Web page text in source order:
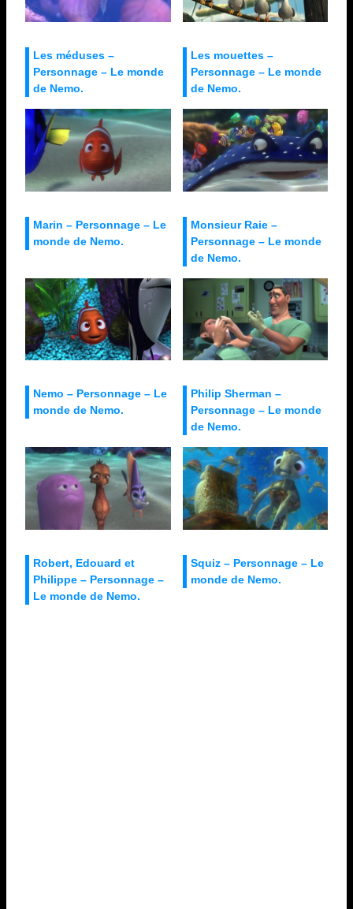
Les méduses –
Personnage – Le monde
de Nemo.
Les mouettes –
Personnage – Le monde
de Nemo.
Marin – Personnage – Le
monde de Nemo.
Monsieur Raie –
Personnage – Le monde
de Nemo.
Nemo – Personnage – Le
monde de Nemo.
Philip Sherman –
Personnage – Le monde
de Nemo.
Robert, Edouard et
Philippe – Personnage –
Le monde de Nemo.
Squiz – Personnage – Le
monde de Nemo.